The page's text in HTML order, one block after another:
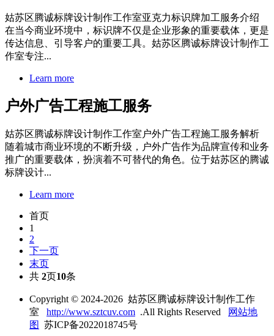
姑苏区腾诚标牌设计制作工作室亚克力标识牌加工服务介绍
在当今商业环境中，标识牌不仅是企业形象的重要载体，更是
传达信息、引导客户的重要工具。姑苏区腾诚标牌设计制作工
作室专注...
Learn more
户外广告工程施工服务
姑苏区腾诚标牌设计制作工作室户外广告工程施工服务解析
随着城市商业环境的不断升级，户外广告作为品牌宣传和业务
推广的重要载体，扮演着不可替代的角色。位于姑苏区的腾诚
标牌设计...
Learn more
首页
1
2
下一页
末页
共 2页10条
Copyright © 2024-2026 姑苏区腾诚标牌设计制作工作
室 http://www.sztcuv.com .All Rights Reserved
网站地
图 苏ICP备2022018745号